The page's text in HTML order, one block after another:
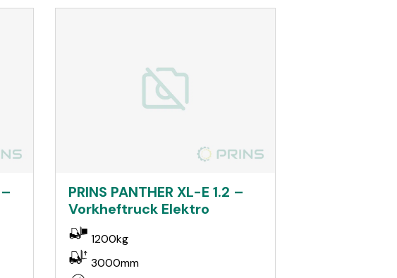
PRINS PANTHER XL-E 1.2 –
Vorkheftruck Elektro
1200kg
3000mm